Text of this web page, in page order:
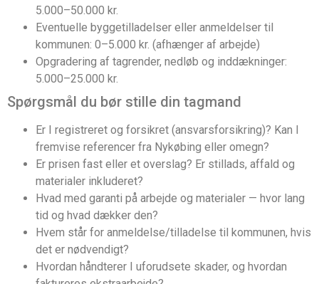
5.000–50.000 kr.
Eventuelle byggetilladelser eller anmeldelser til
kommunen: 0–5.000 kr. (afhænger af arbejde)
Opgradering af tagrender, nedløb og inddækninger:
5.000–25.000 kr.
Spørgsmål du bør stille din tagmand
Er I registreret og forsikret (ansvarsforsikring)? Kan I
fremvise referencer fra Nykøbing eller omegn?
Er prisen fast eller et overslag? Er stillads, affald og
materialer inkluderet?
Hvad med garanti på arbejde og materialer — hvor lang
tid og hvad dækker den?
Hvem står for anmeldelse/tilladelse til kommunen, hvis
det er nødvendigt?
Hvordan håndterer I uforudsete skader, og hvordan